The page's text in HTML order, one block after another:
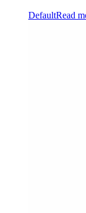
DefaultRead